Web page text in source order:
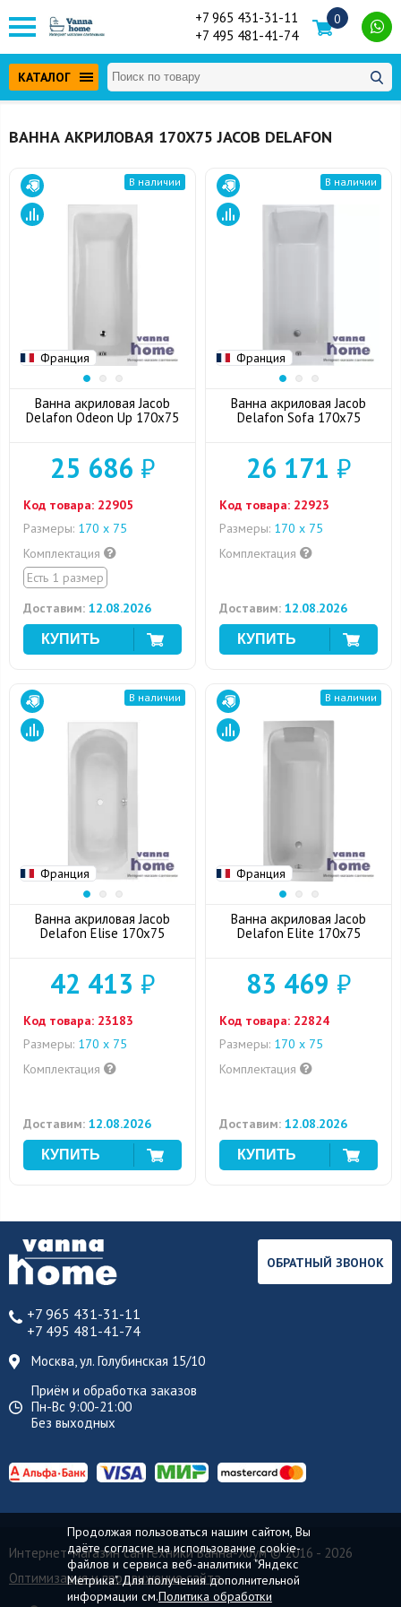
+7 965 431-31-11
+7 495 481-41-74
0
КАТАЛОГ
ВАННА АКРИЛОВАЯ 170Х75 JACOB DELAFON
Франция
В наличии
Ванна акриловая Jacob
Delafon Odeon Up 170x75
25 686 ₽
Код товара: 22905
Размеры: 170 х 75
Комплектация
Есть 1 размер
Доставим: 12.08.2026
Франция
В наличии
Ванна акриловая Jacob
Delafon Sofa 170x75
26 171 ₽
Код товара: 22923
Размеры: 170 х 75
Комплектация
Доставим: 12.08.2026
Франция
В наличии
Ванна акриловая Jacob
Delafon Elise 170x75
42 413 ₽
Код товара: 23183
Размеры: 170 х 75
Комплектация
Доставим: 12.08.2026
Франция
В наличии
Ванна акриловая Jacob
Delafon Elite 170x75
83 469 ₽
Код товара: 22824
Размеры: 170 х 75
Комплектация
Доставим: 12.08.2026
+7 965 431-31-11
+7 495 481-41-74
Москва, ул. Голубинская 15/10
Приём и обработка заказов
Пн-Вс 9:00-21:00
Без выходных
ОБРАТНЫЙ ЗВОНОК
Интернет-магазин сантехники Ванна-Хоум© 2016 - 2026
Оптимизация и продвижение сайта
Продолжая пользоваться нашим сайтом, Вы
даёте согласие на использование cookie-
файлов и сервиса веб-аналитики "Яндекс
Метрика". Для получения дополнительной
информации см.Политика обработки